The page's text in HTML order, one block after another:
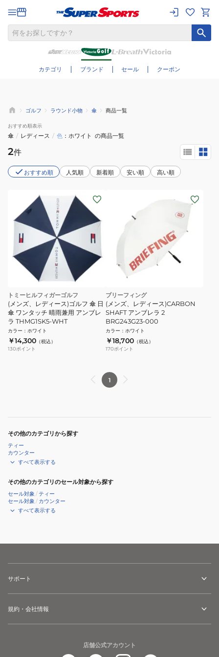
カテゴリ ブランド セール クーポン
さらに絞り込む
ゴルフ ラウンド小物 傘 商品一覧
おすすめ順表示
傘 / レディース / 色 ホワイト の商品一覧
2件
おすすめ順 人気順 新着順 安い順 高い順
トミーヒルフィガーゴルフ
(メンズ、レディース)ゴルフ 傘 日
傘 ワンタッチ 晴雨兼用 アンブレ
ラ THMG1SK5-WHT
カラー ： ホワイト
￥14,300 （税込）
130ポイント
ブリーフィング
(メンズ、レディース)CARBON
SHAFT アンブレラ 2
BRG243G23-000
カラー ： ホワイト
￥18,700 （税込）
170ポイント
1
その他のカテゴリから探す
ティー
カウンター
すべて表示する
その他のカテゴリのセール対象から探す
セール対象 /ティー
セール対象 / カウンター
すべて表示する
サポート
規約・会社情報
店舗公式アカウント